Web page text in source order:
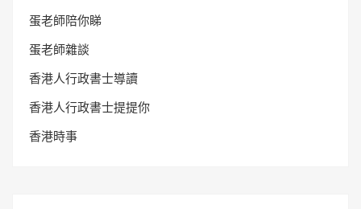
蛋老師陪你睇
蛋老師雜談
香港人行政書士導讀
香港人行政書士提提你
香港時事